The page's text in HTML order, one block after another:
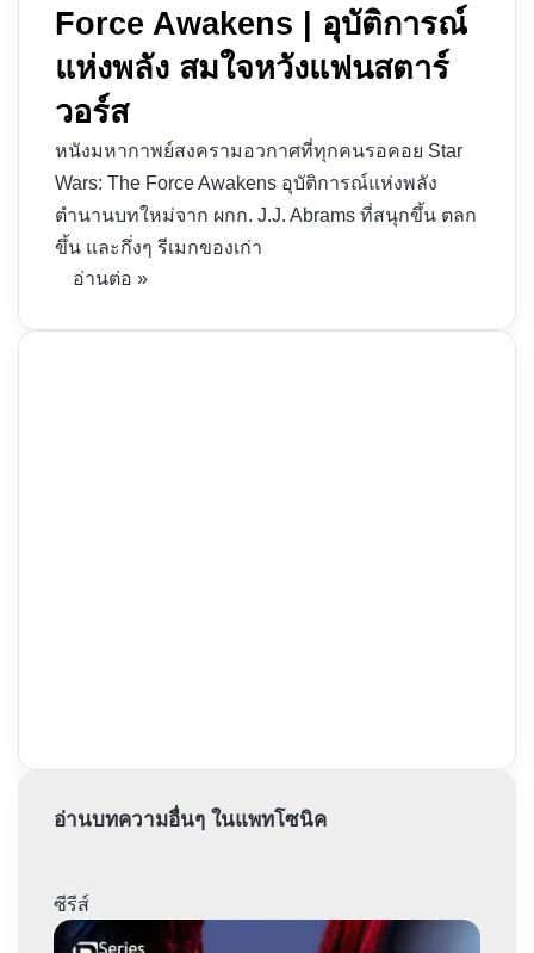
Force Awakens | อุบัติการณ์
แห่งพลัง สมใจหวังแฟนสตาร์
วอร์ส
หนังมหากาพย์สงครามอวกาศที่ทุกคนรอคอย Star
Wars: The Force Awakens อุบัติการณ์แห่งพลัง
ตำนานบทใหม่จาก ผกก. J.J. Abrams ที่สนุกขึ้น ตลก
ขึ้น และกึ่งๆ รีเมกของเก่า
อ่านต่อ »
อ่านบทความอื่นๆ ในแพทโซนิค
ซีรีส์